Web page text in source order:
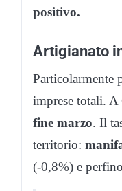
positivo.
Artigianato
Particolarmente
imprese totali.
fine marzo. Il
territorio:
(-0,8%) e perfino